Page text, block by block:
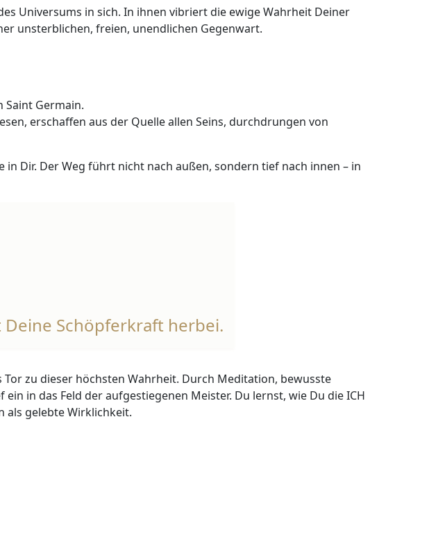
Universums in sich. In ihnen vibriert die ewige Wahrheit Deiner
unsterblichen, freien, unendlichen Gegenwart.
Saint Germain.
erschaffen aus der Quelle allen Seins, durchdrungen von
Dir. Der Weg führt nicht nach außen, sondern tief nach innen – in
Schöpferkraft herbei.
zu dieser höchsten Wahrheit. Durch Meditation, bewusste
in das Feld der aufgestiegenen Meister. Du lernst, wie Du die ICH
als gelebte Wirklichkeit.